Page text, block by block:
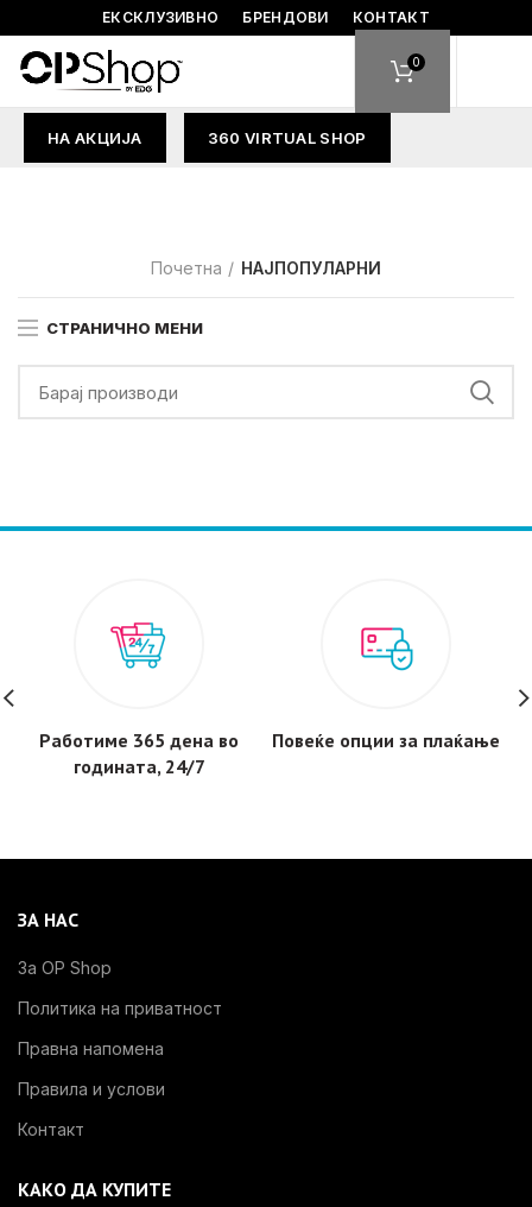
ЕКСКЛУЗИВНО БРЕНДОВИ КОНТАКТ
0
НА АКЦИЈА 360 VIRTUAL SHOP
Почетна НАЈПОПУЛАРНИ
СТРАНИЧНО МЕНИ
Работиме 365 дена во
годината, 24/7
Повеќе опции за плаќање
ЗА НАС
За OP Shop
Политика на приватност
Правна напомена
Правила и услови
Контакт
КАКО ДА КУПИТЕ